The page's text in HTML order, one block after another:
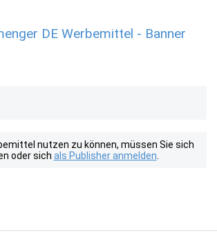
DE Werbemittel - Banner
nutzen zu können, müssen Sie sich
oder sich als Publisher anmelden